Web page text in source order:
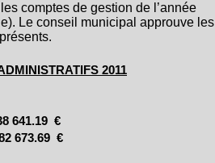
comptes de gestion de l’année
Le conseil municipal approuve les
2011
641.19 €
673.69 €